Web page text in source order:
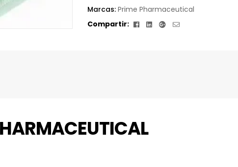
Marcas: Prime Pharmaceutical
Compartir:
Facebook
LinkedinGoogle+
Correo